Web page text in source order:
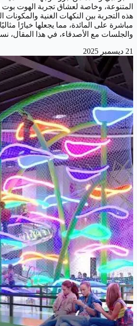
المتنوعة، وخاصة لعشاق تجربة الهوت بوت
هذه التجربة بين النكهات الغنية
مباشرة على المائدة، مما يجعلها خيارًا
والجلسات مع الأصدقاء، في هذا
21 ديسمبر 2025